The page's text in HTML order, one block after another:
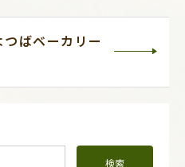
ばベーカリー